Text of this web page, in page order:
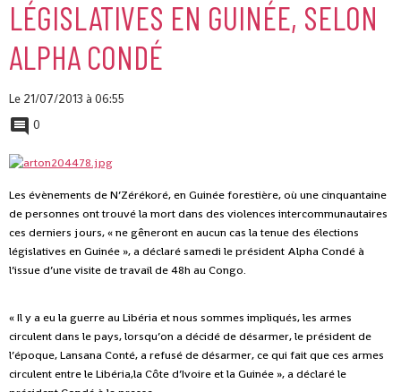
LÉGISLATIVES EN GUINÉE, SELON
ALPHA CONDÉ
Le 21/07/2013 à 06:55
0
Les évènements de N’Zérékoré, en Guinée forestière, où une cinquantaine
de personnes ont trouvé la mort dans des violences intercommunautaires
ces derniers jours, « ne gêneront en aucun cas la tenue des élections
législatives en Guinée », a déclaré samedi le président Alpha Condé à
l’issue d’une visite de travail de 48h au Congo.
« Il y a eu la guerre au Libéria et nous sommes impliqués, les armes
circulent dans le pays, lorsqu’on a décidé de désarmer, le président de
l’époque, Lansana Conté, a refusé de désarmer, ce qui fait que ces armes
circulent entre le Libéria,la Côte d’Ivoire et la Guinée », a déclaré le